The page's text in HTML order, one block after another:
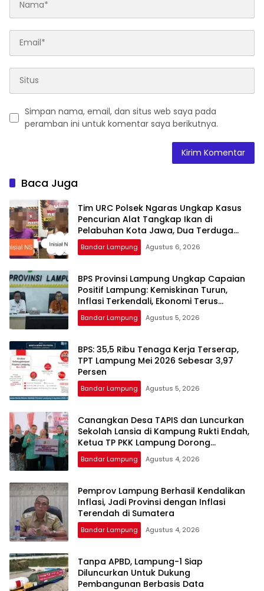
Simpan nama, email, dan situs web saya pada
peramban ini untuk komentar saya berikutnya.
Baca Juga
Tim URC Polsek Ngaras Ungkap Kasus
Pencurian Alat Tangkap Ikan di
Pelabuhan Kota Jawa, Dua Terduga
Pelaku Diamankan.
Bandar Lampung Agustus 6, 2026
BPS Provinsi Lampung Ungkap Capaian
Positif Lampung: Kemiskinan Turun,
Inflasi Terkendali, Ekonomi Terus
Tumbuh
Bandar Lampung Agustus 5, 2026
BPS: 35,5 Ribu Tenaga Kerja Terserap,
TPT Lampung Mei 2026 Sebesar 3,97
Persen
Bandar Lampung Agustus 5, 2026
Canangkan Desa TAPIS dan Luncurkan
Sekolah Lansia di Kampung Rukti Endah,
Ketua TP PKK Lampung Dorong
Pembangunan SDM Dimulai dari Desa
Bandar Lampung Agustus 4, 2026
Pemprov Lampung Berhasil Kendalikan
Inflasi, Jadi Provinsi dengan Inflasi
Terendah di Sumatera
Bandar Lampung Agustus 4, 2026
Tanpa APBD, Lampung-1 Siap
Diluncurkan Untuk Dukung
Pembangunan Berbasis Data